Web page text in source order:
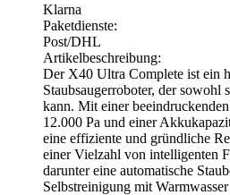
Klarna
Paketdienste:
Post/DHL
Artikelbeschreibung:
Der X40 Ultra Complete ist ein
Staubsaugerroboter, der sowohl
kann. Mit einer
12.000 Pa und einer
eine effiziente und gründliche
einer Vielzahl von intelligenten
darunter eine automatische
Selbstreinigung mit